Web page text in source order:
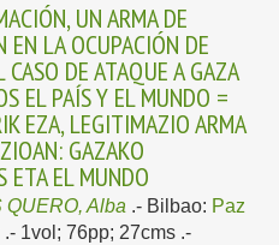
UN ARMA DE
EN LA OCUPACIÓN DE
CASO DE ATAQUE A GAZA
EL PAÍS Y EL MUNDO =
EZA, LEGITIMAZIO ARMA
GAZAKO
ETA EL MUNDO
QUERO, Alba .- Bilbao: Paz
.- 1vol; 76pp; 27cms .-